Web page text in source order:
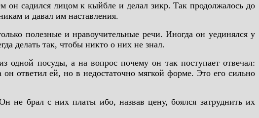
он садился лицом к кыйбле и делал зикр. Так продолжалось до
и давал им наставления.
полезные и нравоучительные речи. Иногда он уединялся у
делать так, чтобы никто о них не знал.
посуды, а на вопрос почему он так поступает отвечал:
ответил ей, но в недостаточно мягкой форме. Это его сильно
не брал с них платы ибо, назвав цену, боялся затруднить их